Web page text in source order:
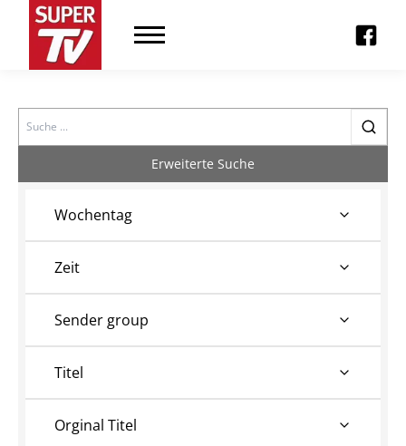
Search
Erweiterte Suche
Wochentag
Zeit
Sender group
Titel
Orginal Titel